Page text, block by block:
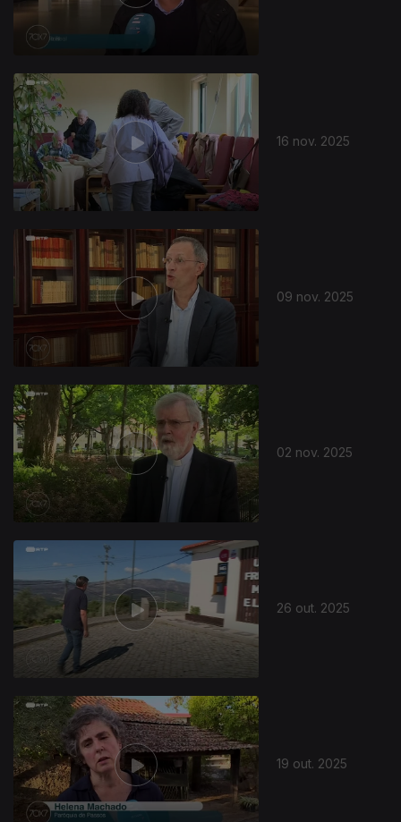
16 nov. 2025
09 nov. 2025
02 nov. 2025
26 out. 2025
19 out. 2025